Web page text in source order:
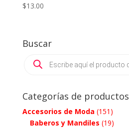
$13.00
Buscar
Products
search
Categorías de productos
Accesorios de Moda (151)
Baberos y Mandiles (19)